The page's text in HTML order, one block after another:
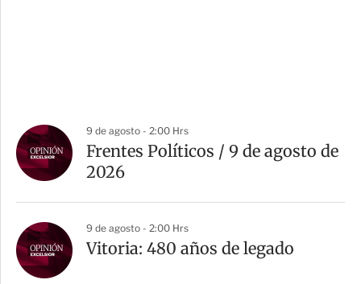
9 de agosto - 2:00 Hrs
Frentes Políticos / 9 de agosto de
2026
9 de agosto - 2:00 Hrs
Vitoria: 480 años de legado